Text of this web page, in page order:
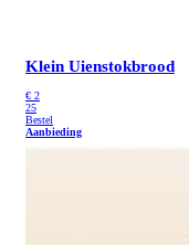
Klein Uienstokbrood
€ 2
25
Bestel
Aanbieding